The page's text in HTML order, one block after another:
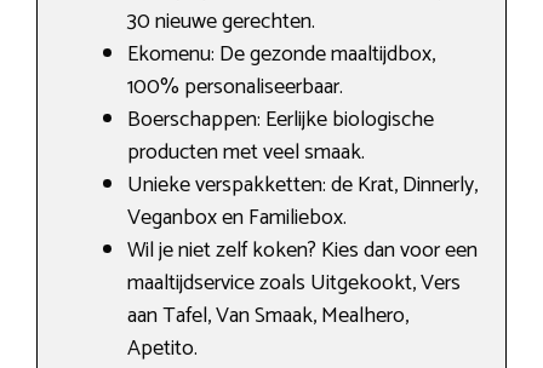
30 nieuwe gerechten.
Ekomenu: De gezonde maaltijdbox,
100% personaliseerbaar.
Boerschappen: Eerlijke biologische
producten met veel smaak.
Unieke verspakketten: de Krat, Dinnerly,
Veganbox en Familiebox.
Wil je niet zelf koken? Kies dan voor een
maaltijdservice zoals Uitgekookt, Vers
aan Tafel, Van Smaak, Mealhero,
Apetito.